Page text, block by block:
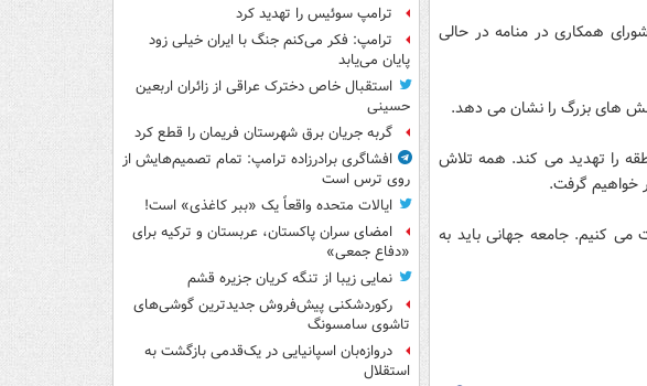
همکاری در منامه در حالی
های بزرگ را نشان می دهد.
را تهدید می کند. همه تلاش
خواهیم گرفت.
می کنیم. جامعه جهانی باید به
ترامپ سوئیس را تهدید کرد
ترامپ: فکر می‌کنم جنگ با ایران خیلی زود
پایان می‌یابد
استقبال خاص دخترک عراقی از زائران اربعین
حسینی
گربه جریان برق شهرستان فریمان را قطع کرد
افشاگری برادرزاده ترامپ: تمام تصمیم‌هایش از
روی ترس است
ایالات متحده واقعاً یک «ببر کاغذی» است!
امضای سران پاکستان، عربستان و ترکیه برای
«دفاع جمعی»
نمایی زیبا از تنگه کریان جزیره قشم
رکوردشکنی پیش‌فروش جدیدترین گوشی‌های
تاشوی سامسونگ
دروازه‌بان اسپانیایی در یک‌قدمی بازگشت به
استقلال